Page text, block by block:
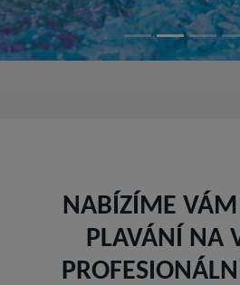
NABÍZÍME
PLAVÁNÍ NA